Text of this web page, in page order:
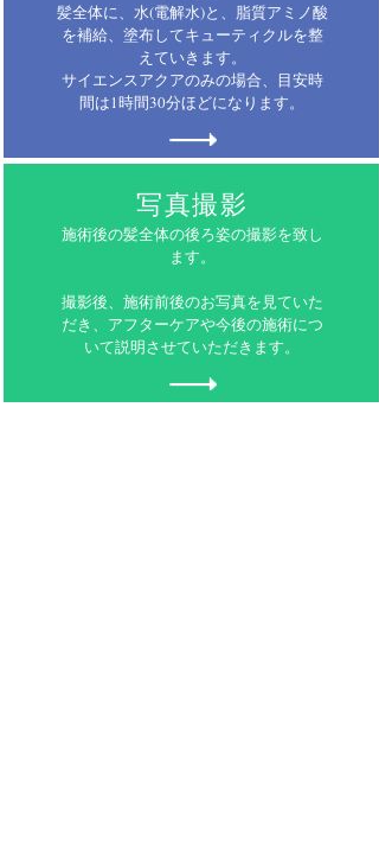
髪全体に、水(電解水)と、脂質アミノ酸
を補給、塗布してキューティクルを整
えていきます。
サイエンスアクアのみの場合、目安時
間は1時間30分ほどになります。
写真撮影
施術後の髪全体の後ろ姿の撮影を致し
ます。
撮影後、施術前後のお写真を見ていた
だき、アフターケアや今後の施術につ
いて説明させていただきます。